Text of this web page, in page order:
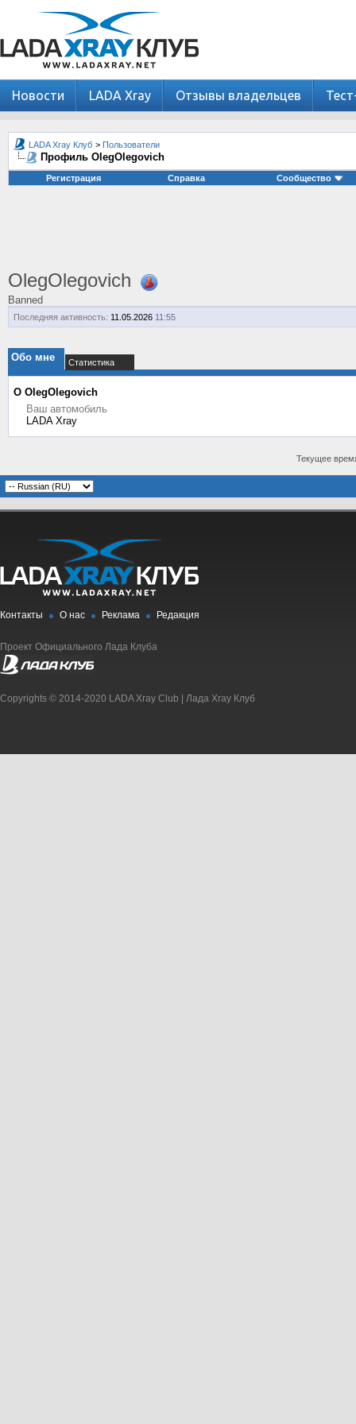
Новости LADA Xray Отзывы владельцев
LADA Xray Клуб > Пользователи
Профиль OlegOlegovich
Регистрация Справка Сообщество
OlegOlegovich
Banned
Последняя активность: 11.05.2026 11:55
Обо мне Статистика
О OlegOlegovich
Ваш автомобиль
LADA Xray
Текущее
Контакты О нас Реклама Редакция
Проект Официального Лада Клуба
Copyrights © 2014-2020 LADA Xray Club | Лада Xray Клуб